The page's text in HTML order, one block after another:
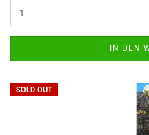
IN DEN
SOLD OUT